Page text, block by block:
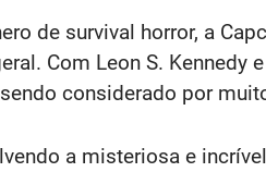
de survival horror, a
Com Leon S.
considerado por
a misteriosa e